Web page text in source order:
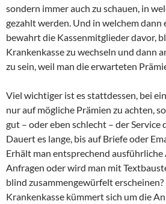
sondern immer auch zu schauen, in
gezahlt werden. Und in welchem dann
bewahrt die Kassenmitglieder davor,
Krankenkasse zu wechseln und dann
zu sein, weil man die erwarteten
Viel wichtiger ist es stattdessen, bei
nur auf mögliche Prämien zu achten,
gut – oder eben schlecht – der Service
Dauert es lange, bis auf Briefe oder
Erhält man entsprechend
Anfragen oder wird man mit
blind zusammengewürfelt erscheinen?
Krankenkasse kümmert sich um die